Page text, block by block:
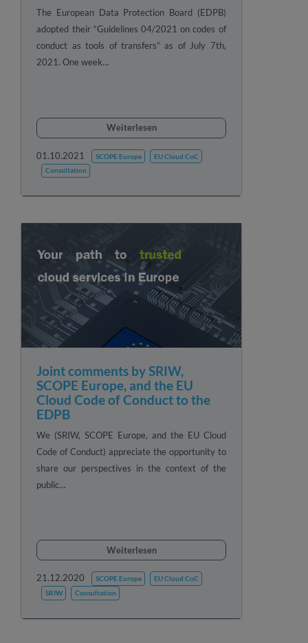
The European Data Protection Board (EDPB)
adopted their “Guidelines 04/2021 on codes of
conduct as tools of transfers” as of July 7th,
2021. One week…
Weiterlesen
01.10.2021 SCOPE Europe
EU Cloud CoC
Consultation
Joint comments by SRIW,
SCOPE Europe, and the EU
Cloud Code of Conduct to the
EDPB
We (SRIW, SCOPE Europe, and the EU Cloud
Code of Conduct) appreciate the opportunity to
share our perspectives in the context of the
public…
Weiterlesen
21.12.2020 SCOPE Europe
EU Cloud CoC
SRIW
Consultation